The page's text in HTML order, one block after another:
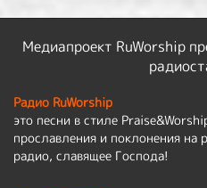
Медиапроект RuWorship
Радио RuWorship
это песни в стиле
прославления и поклонения на
радио, славящее Господа!